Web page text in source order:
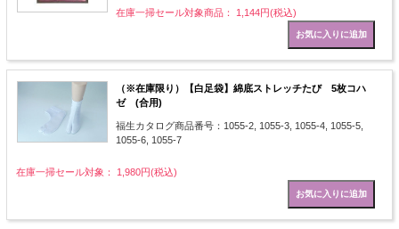
在庫一掃セール対象商品： 1,144円(税込)
（※在庫限り）【白足袋】綿底ストレッチたび 5枚コハ
ゼ (合用)
福生カタログ商品番号：1055-2, 1055-3, 1055-4, 1055-5,
1055-6, 1055-7
在庫一掃セール対象： 1,980円(税込)